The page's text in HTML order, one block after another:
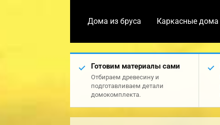
Дома из бруса Каркасные дома
Готовим материалы сами
Отбираем древесину и
подготавливаем детали
домокомплекта.